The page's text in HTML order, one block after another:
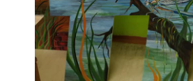
- Aktuality
- Informácia pre uchádzača o
- Termíny školských prázdnin